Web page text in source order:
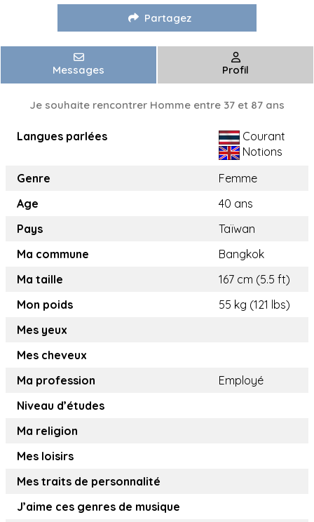
Partagez
Messages Profil
Je souhaite rencontrer Homme entre 37 et 87 ans
Langues parlées
Courant
Notions
Genre
Femme
Age
40 ans
Pays
Taïwan
Ma commune
Bangkok
Ma taille
167 cm (5.5 ft)
Mon poids
55 kg (121 lbs)
Mes yeux
Mes cheveux
Ma profession
Employé
Niveau d’études
Ma religion
Mes loisirs
Mes traits de personnalité
J’aime ces genres de musique